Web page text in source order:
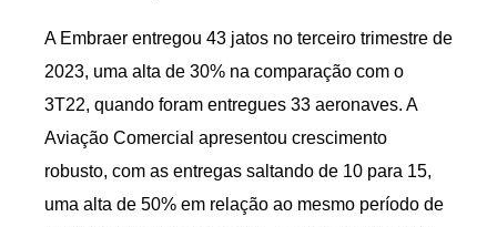
A Embraer entregou 43 jatos no terceiro trimestre de
2023, uma alta de 30% na comparação com o
3T22, quando foram entregues 33 aeronaves. A
Aviação Comercial apresentou crescimento
robusto, com as entregas saltando de 10 para 15,
uma alta de 50% em relação ao mesmo período de